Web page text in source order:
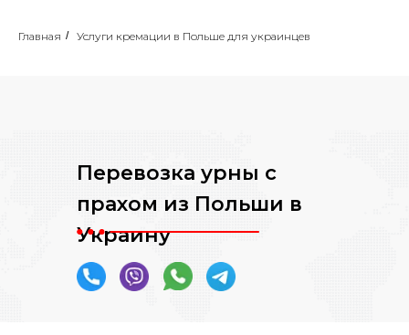
Главная / Услуги кремации в Польше для украинцев
Перевозка урны с
прахом из Польши в
Украину